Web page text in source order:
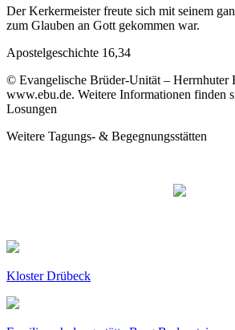
Der Kerkermeister freute sich mit seinem
zum Glauben an Gott gekommen war.
Apostelgeschichte 16,34
© Evangelische Brüder-Unität – Herrnhuter
www.ebu.de. Weitere Informationen finden
Losungen
Weitere Tagungs- & Begegnungsstätten
Kloster Drübeck